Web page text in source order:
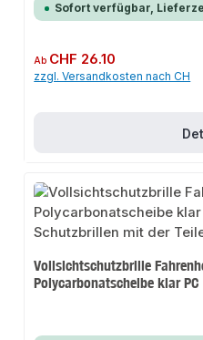
Sofort verfügbar,
Regulärer Preis:
Ab CHF 26.10
zzgl. Versandkosten nach CH
Vollsichtschutzbrille
Polycarbonatscheibe klar PC